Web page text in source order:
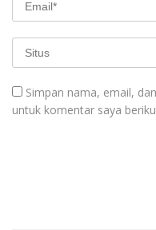
Simpan nama, email,
untuk komentar saya